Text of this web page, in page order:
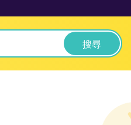
搜尋